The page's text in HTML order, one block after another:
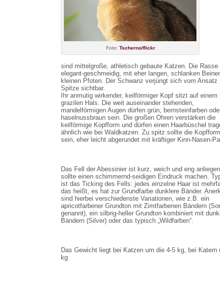
Foto: Tscherno/flickr
sind mittelgroße, athletisch gebaute Katzen. Die Rasse
elegant-geschmeidig, mit eher langen, schlanken
kleinen Pfoten. Der Schwanz verjüngt sich vom Ansatz
Spitze sichtbar.
Ihr anmutig wirkender, keilförmiger Kopf sitzt auf einem
grazilen Hals. Die weit auseinander stehenden,
mandelförmigen Augen dürfen grün, bernsteinfarben
haselnussbraun sein. Die großen Ohren verstärken die
keilförmige Kopfform und dürfen einen Haarbüschel
ähnlich wie bei Waldkatzen. Zu spitz sollte die
sein, eher leicht abgerundet mit kräftiger Kinn-Nasen-
Das Fell der Abessinier ist kurz, weich und eng
sollte einen schimmernd-seidigen Eindruck machen.
ist das Ticking des Fells: jedes einzelne Haar ist
das heißt, es hat zur Grundfarbe dunklere Bänder.
sind hierbei verschiedenste Variationen, wie z.B. ein
apricotfarbener Grundton mit Zimtfarbenen Bändern
genannt), ein silbrig-heller Grundton kombiniert mit
Bändern (Silver) oder das typisch „Wildfarben“.
Das Gewicht liegt bei Katzen um die 4-5 kg, bei Katern
kg